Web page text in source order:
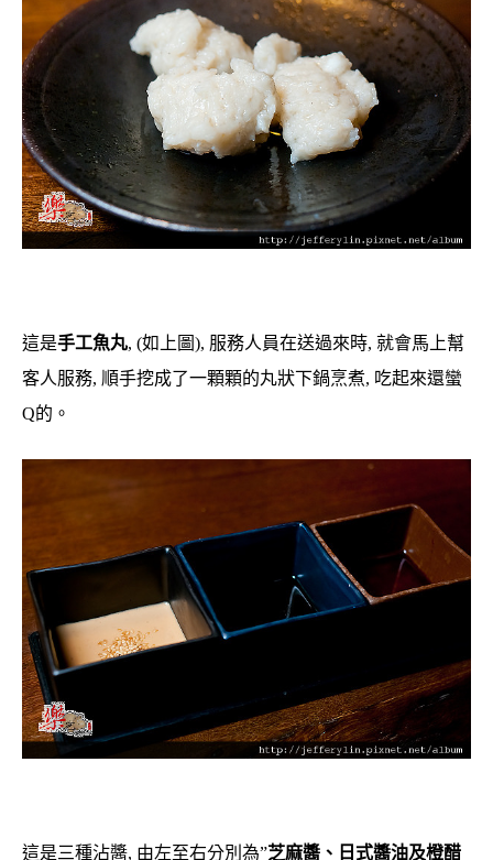
這是手工魚丸, (如上圖), 服務人員在送過來時, 就會馬上幫
客人服務, 順手挖成了一顆顆的丸狀下鍋烹煮, 吃起來還蠻
Q的。
這是三種沾醬, 由左至右分別為”芝麻醬、日式醬油及橙醋